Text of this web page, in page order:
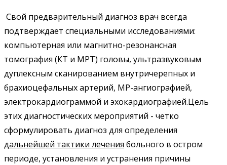
Свой предварительный диагноз врач всегда
подтверждает специальными исследованиями:
компьютерная или магнитно-резонансная
томография (КТ и МРТ) головы, ультразвуковым
дуплексным сканированием внутричерепных и
брахиоцефальных артерий, МР-ангиографией,
электрокардиограммой и эхокардиографией.Цель
этих диагностических мероприятий - четко
сформулировать диагноз для определения
дальнейшей тактики лечения больного в остром
периоде, установления и устранения причины